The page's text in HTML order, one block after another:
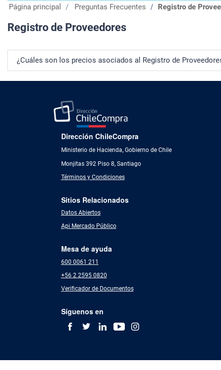
Página principal Preguntas Frecuentes Registro de
Registro de Proveedores
¿Cuáles son los precios asociados al Registro de
Dirección ChileCompra
Ministerio de Hacienda, Gobierno de Chile
Monjitas 392 Piso 8, Santiago
Términos y Condiciones
Sitios Relacionados
Datos Abiertos
Api Mercado Público
Mesa de ayuda
600 0061 211
+56 2 2595 0820
Verificador de Documentos
Síguenos en